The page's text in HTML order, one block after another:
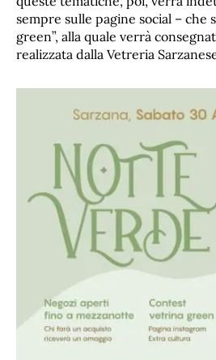
sempre sulle pagine social – che
green”, alla quale verrà
realizzata dalla Vetreria